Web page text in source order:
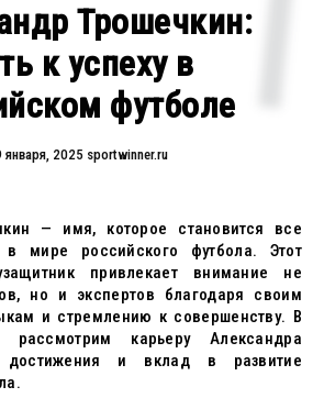
Трошечкин:
к успеху в
футболе
января, 2025 sportwinner.ru
— имя, которое становится все
мире российского футбола. Этот
привлекает внимание не
но и экспертов благодаря своим
и стремлению к совершенству. В
карьеру Александра
достижения и вклад в развитие